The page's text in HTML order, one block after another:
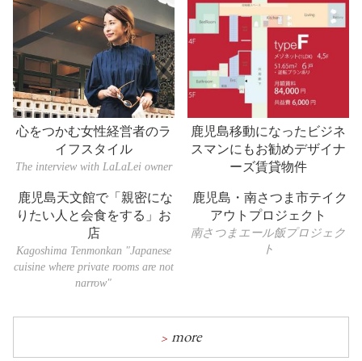
心をつかむ女性経営者のラ
イフスタイル
The interview with LaLaLei owner
鹿児島移動になったビジネ
スマンにもお勧めデザイナ
ーズ賃貸物件
鹿児島天文館で「親密にな
りたい人と会食をする」お
店
Kagoshima Tenmonkan "Japanese
cuisine where private rooms are not
narrow"
鹿児島・南さつま市テイク
アウトプロジェクト
南さつまエール飯プロジェク
ト
more